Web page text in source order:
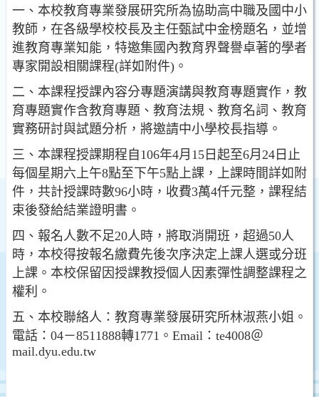
一、本校教育專業發展研究所為協助高中職及國中小
教師，在各級學校校長及主任甄試中金榜題名，並增
進教育專業知能，特邀集國內教育界聲譽卓著的學者
專家開設相關課程(詳如附件)。
二、本課程授課內容分專題演講與教育專題實作，教
育專題實作含教育專題、教育法規、教育名詞、教育
實務研討與試題分析，將邀請中小學校長指導。
三、本課程授課期程自106年4月15日起至6月24日止
每個星期六上午8點至下午5點上課，上課時間詳如附
件，共計授課時數96小時，收費3萬4仟元整，課程結
束後發給結業證明書。
四、報名人數不足20人時，將取消開班，超過50人
時，本校得按報名繳費先後次序決定上課人選或分班
上課。本校保留因授課教授個人因素彈性調整課程之
權利。
五、本校聯絡人：教育專業發展研究所林淑燕小姐。
電話：04－8511888轉1771。Email：te4008＠
mail.dyu.edu.tw